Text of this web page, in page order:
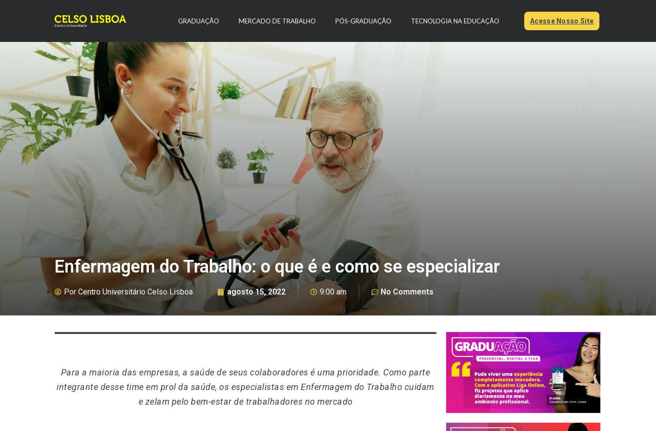
GRADUAÇÃO MERCADO DE TRABALHO PÓS-GRADUAÇÃO TECNOLOGIA NA EDUCAÇÃO Acesse Nosso Site
Enfermagem do Trabalho: o que é e como se especializar
Por Centro Universitário Celso Lisboa agosto 15, 2022 9:00 am No Comments
Para a maioria das empresas, a saúde de seus colaboradores é uma prioridade. Como parte
integrante desse time em prol da saúde, os especialistas em Enfermagem do Trabalho cuidam
e zelam pelo bem-estar de trabalhadores no mercado